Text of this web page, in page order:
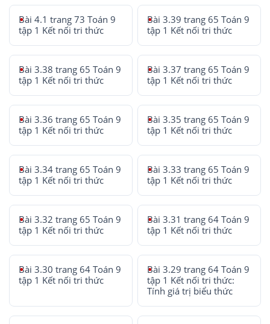
Bài 4.1 trang 73 Toán 9
tập 1 Kết nối tri thức
Bài 3.39 trang 65 Toán 9
tập 1 Kết nối tri thức
Bài 3.38 trang 65 Toán 9
tập 1 Kết nối tri thức
Bài 3.37 trang 65 Toán 9
tập 1 Kết nối tri thức
Bài 3.36 trang 65 Toán 9
tập 1 Kết nối tri thức
Bài 3.35 trang 65 Toán 9
tập 1 Kết nối tri thức
Bài 3.34 trang 65 Toán 9
tập 1 Kết nối tri thức
Bài 3.33 trang 65 Toán 9
tập 1 Kết nối tri thức
Bài 3.32 trang 65 Toán 9
tập 1 Kết nối tri thức
Bài 3.31 trang 64 Toán 9
tập 1 Kết nối tri thức
Bài 3.30 trang 64 Toán 9
tập 1 Kết nối tri thức
Bài 3.29 trang 64 Toán 9
tập 1 Kết nối tri thức:
Tính giá trị biểu thức